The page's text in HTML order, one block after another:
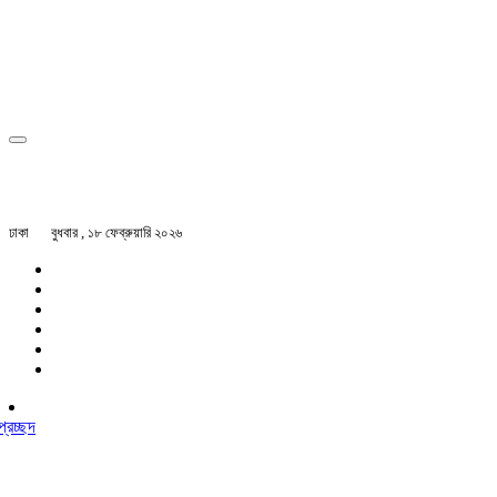
ঢাকা বুধবার , ১৮ ফেব্রুয়ারি ২০২৬